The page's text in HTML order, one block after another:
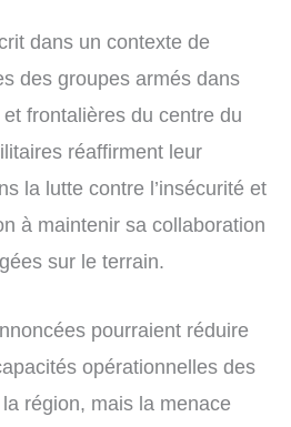
dans un contexte de
des groupes armés dans
frontalières du centre du
réaffirment leur
la lutte contre l’insécurité et
à maintenir sa collaboration
sur le terrain.
pourraient réduire
opérationnelles des
région, mais la menace